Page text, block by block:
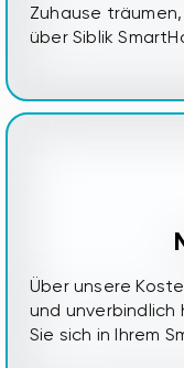
Zuhause
über Siblik
Über unsere
und unverbindlich
Sie sich in Ihrem